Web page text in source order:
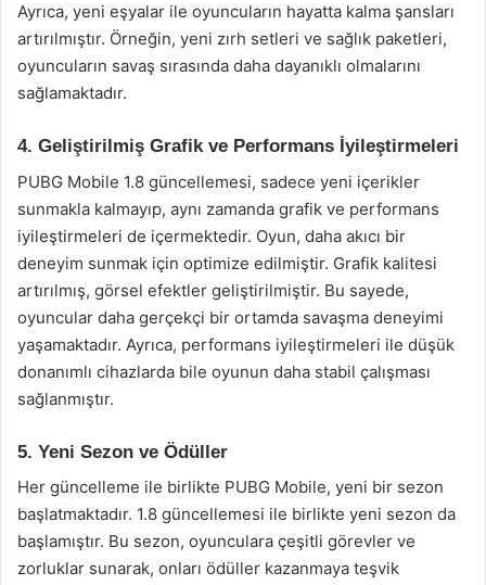
Ayrıca, yeni eşyalar ile oyuncuların hayatta kalma şansları
artırılmıştır. Örneğin, yeni zırh setleri ve sağlık paketleri,
oyuncuların savaş sırasında daha dayanıklı olmalarını
sağlamaktadır.
4. Geliştirilmiş Grafik ve Performans İyileştirmeleri
PUBG Mobile 1.8 güncellemesi, sadece yeni içerikler
sunmakla kalmayıp, aynı zamanda grafik ve performans
iyileştirmeleri de içermektedir. Oyun, daha akıcı bir
deneyim sunmak için optimize edilmiştir. Grafik kalitesi
artırılmış, görsel efektler geliştirilmiştir. Bu sayede,
oyuncular daha gerçekçi bir ortamda savaşma deneyimi
yaşamaktadır. Ayrıca, performans iyileştirmeleri ile düşük
donanımlı cihazlarda bile oyunun daha stabil çalışması
sağlanmıştır.
5. Yeni Sezon ve Ödüller
Her güncelleme ile birlikte PUBG Mobile, yeni bir sezon
başlatmaktadır. 1.8 güncellemesi ile birlikte yeni sezon da
başlamıştır. Bu sezon, oyunculara çeşitli görevler ve
zorluklar sunarak, onları ödüller kazanmaya teşvik